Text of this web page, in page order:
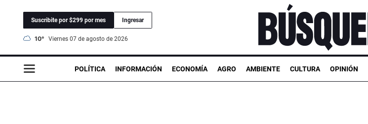
Suscribite por $299 por mes Ingresar
10° viernes 07 de agosto de 2026
POLÍTICA INFORMACIÓN ECONOMÍA AGRO AMBIENTE CULTURA OPINIÓN